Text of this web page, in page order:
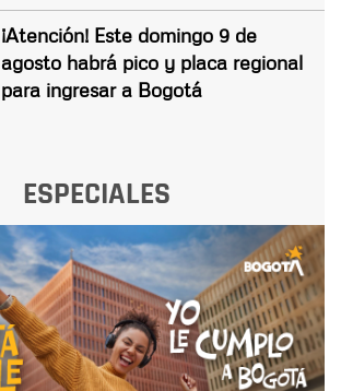
¡Atención! Este domingo 9 de
agosto habrá pico y placa regional
para ingresar a Bogotá
ESPECIALES